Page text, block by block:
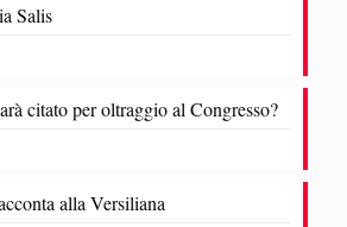
Salis
citato per oltraggio al Congresso?
alla Versiliana